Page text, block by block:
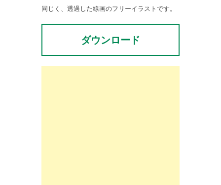
同じく、透過した線画のフリーイラストです。
ダウンロード